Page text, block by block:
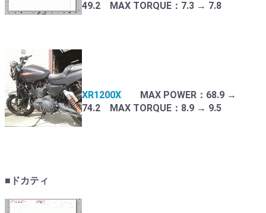
49.2 MAX TORQUE：7.3 → 7.8
XR1200X MAX POWER：68.9 →
74.2 MAX TORQUE：8.9 → 9.5
■ドカティ